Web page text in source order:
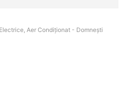
Aer Condiționat - Domneşti